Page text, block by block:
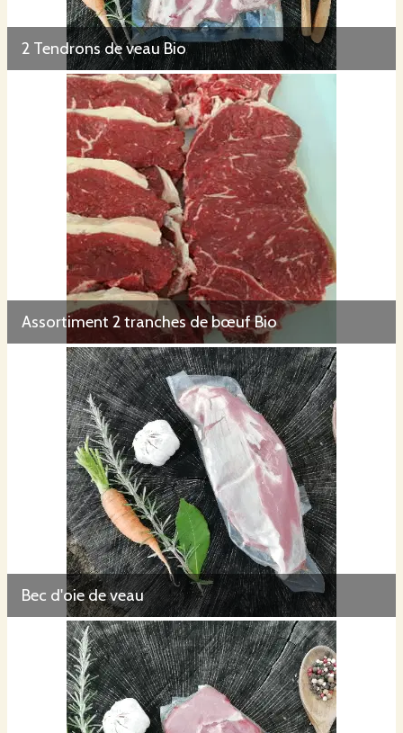
2 Tendrons de veau Bio
Assortiment 2 tranches de bœuf Bio
Bec d'oie de veau